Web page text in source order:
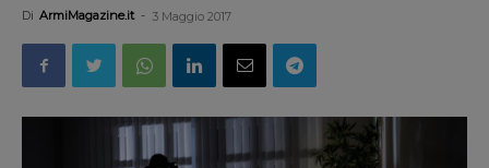
Di ArmiMagazine.it - 3 Maggio 2017